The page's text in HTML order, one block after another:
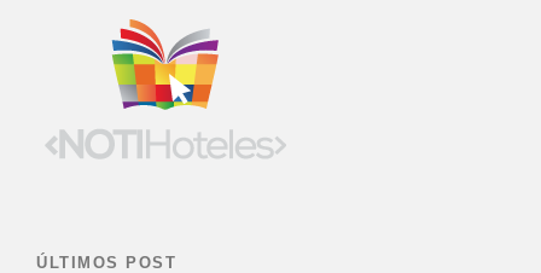
ÚLTIMOS POST